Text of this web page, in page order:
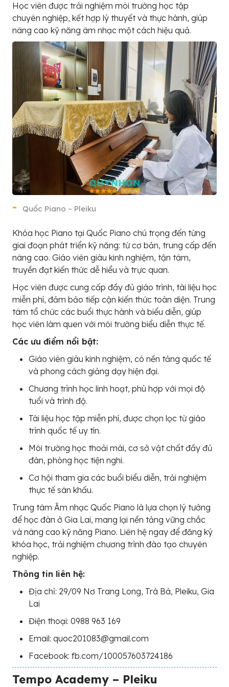
Học viên được trải nghiệm môi trường học tập
chuyên nghiệp, kết hợp lý thuyết và thực hành, giúp
nâng cao kỹ năng âm nhạc một cách hiệu quả.
Quốc Piano – Pleiku
Khóa học Piano tại Quốc Piano chú trọng đến từng
giai đoạn phát triển kỹ năng: từ cơ bản, trung cấp đến
nâng cao. Giáo viên giàu kinh nghiệm, tận tâm,
truyền đạt kiến thức dễ hiểu và trực quan.
Học viên được cung cấp đầy đủ giáo trình, tài liệu học
miễn phí, đảm bảo tiếp cận kiến thức toàn diện. Trung
tâm tổ chức các buổi thực hành và biểu diễn, giúp
học viên làm quen với môi trường biểu diễn thực tế.
Các ưu điểm nổi bật:
Giáo viên giàu kinh nghiệm, có nền tảng quốc tế
và phong cách giảng dạy hiện đại.
Chương trình học linh hoạt, phù hợp với mọi độ
tuổi và trình độ.
Tài liệu học tập miễn phí, được chọn lọc từ giáo
trình quốc tế uy tín.
Môi trường học thoải mái, cơ sở vật chất đầy đủ
đàn, phòng học tiện nghi.
Cơ hội tham gia các buổi biểu diễn, trải nghiệm
thực tế sân khấu.
Trung tâm Âm nhạc Quốc Piano là lựa chọn lý tưởng
để học đàn ở Gia Lai, mang lại nền tảng vững chắc
và nâng cao kỹ năng Piano. Liên hệ ngay để đăng ký
khóa học, trải nghiệm chương trình đào tạo chuyên
nghiệp.
Thông tin liên hệ:
Địa chỉ: 29/09 Nơ Trang Long, Trà Bá, Pleiku, Gia
Lai
Điện thoại: 0988 963 169
Email: quoc201083@gmail.com
Facebook: fb.com/100057603724186
Tempo Academy – Pleiku